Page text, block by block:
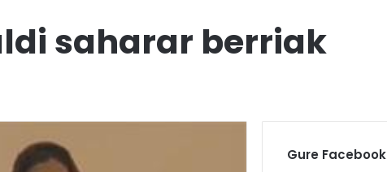
saharar berriak
Gure Facebook